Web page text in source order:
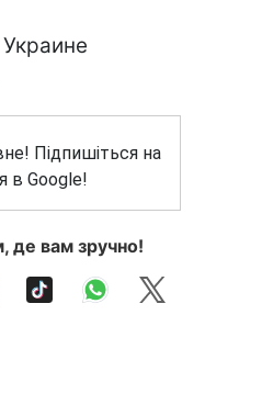
Підпишіться на
в Google!
де вам зручно!